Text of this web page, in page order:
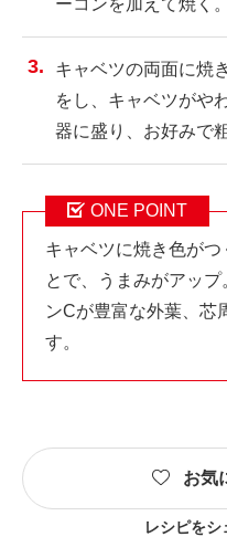
ーコンを加えて焼く。
キャベツの両面に焼
をし、キャベツがや
器に盛り、お好みで
ONE POINT
キャベツに焼き色が
とで、うまみがアッ
ンCが豊富な外葉、芯
す。
お気
レシピをシ